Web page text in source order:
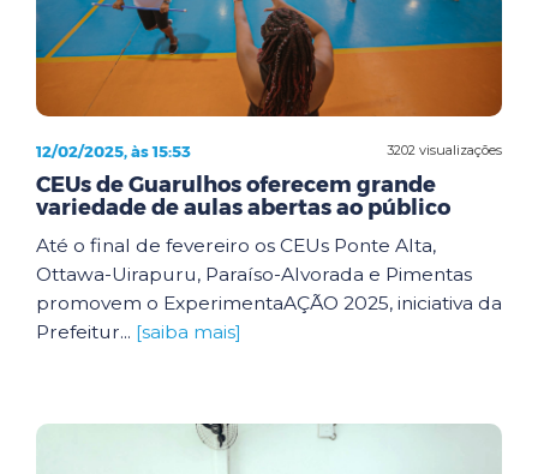
3202 visualizações
12/02/2025, às 15:53
CEUs de Guarulhos oferecem grande
variedade de aulas abertas ao público
Até o final de fevereiro os CEUs Ponte Alta,
Ottawa-Uirapuru, Paraíso-Alvorada e Pimentas
promovem o ExperimentaAÇÃO 2025, iniciativa da
Prefeitur... [saiba mais]